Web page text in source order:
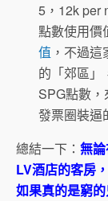
5，12k per
點數使用價
值 ，不過
的「郊區」
SPG點數
發票圈裝逼
總結一下： 無
LV酒店的客房
如果真的是窮